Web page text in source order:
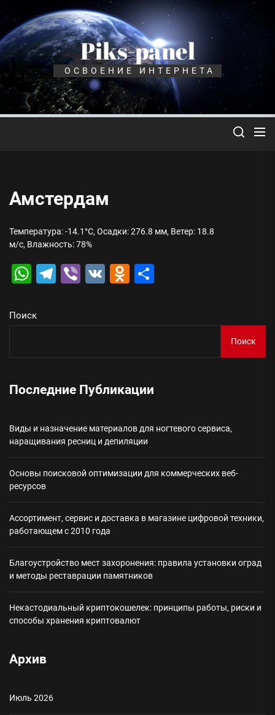
Перейти
содержимому
Piks-panel
ОСВОЕНИЕ ИНТЕРНЕТА
Амстердам
Температура: -14.1°C, Осадки: 276.8 мм, Ветер: 18.8
м/с, Влажность: 78%
WhatsApp
Telegram
Viber
VK Odnoklassniki
Поиск
Поиск
Последние Публикации
Виды и назначение материалов для ногтевого сервиса,
наращивания ресниц и депиляции
Основы поисковой оптимизации для коммерческих веб-
ресурсов
Ассортимент, сервис и доставка в магазине цифровой техники,
работающем с 2010 года
Благоустройство мест захоронения: правила установки оград
и методы реставрации памятников
Некастодиальный криптокошелек: принципы работы, риски и
способы хранения криптовалют
Архив
Июль 2026